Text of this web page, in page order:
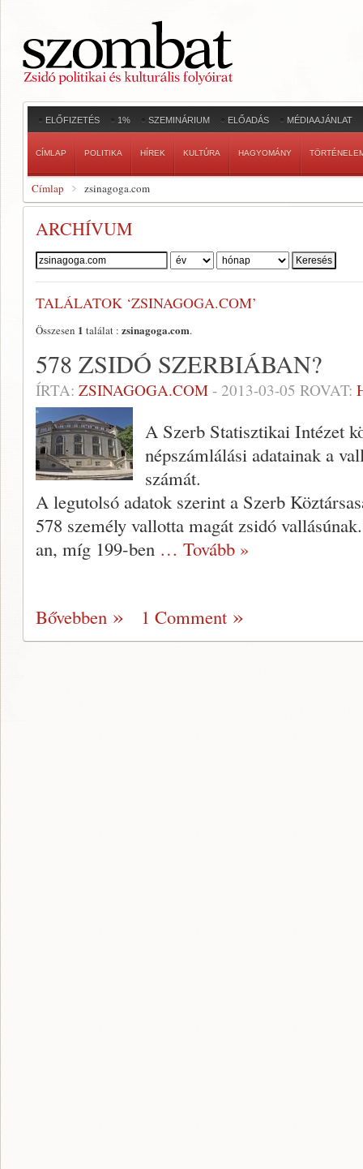
ELŐFIZETÉS 1% SZEMINÁRIUM ELŐADÁS MÉDIAAJÁNLAT
CÍMLAP POLITIKA HÍREK KULTÚRA HAGYOMÁNY
Címlap zsinagoga.com
ARCHÍVUM
Szerző:
TALÁLATOK ‘ZSINAGOGA.COM’
Összesen 1 találat : zsinagoga.com.
578 ZSIDÓ SZERBIÁBAN?
ÍRTA: ZSINAGOGA.COM - 2013-03-05 ROVAT:
A Szerb Statisztikai Intézet
népszámlálási adatainak a
számát.
A legutolsó adatok szerint a Szerb
578 személy vallotta magát zsidó
an, míg 199-ben … Tovább »
Bővebben 1 Comment